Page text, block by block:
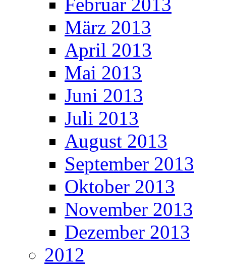
März 2013
April 2013
Mai 2013
Juni 2013
Juli 2013
August 2013
September 2013
Oktober 2013
November 2013
Dezember 2013
2012